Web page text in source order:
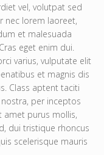
vel, volutpat sed
nec lorem laoreet,
et malesuada
eget enim dui.
varius, vulputate elit
et magnis dis
Class aptent taciti
per inceptos
amet purus mollis,
dui tristique rhoncus
scelerisque mauris